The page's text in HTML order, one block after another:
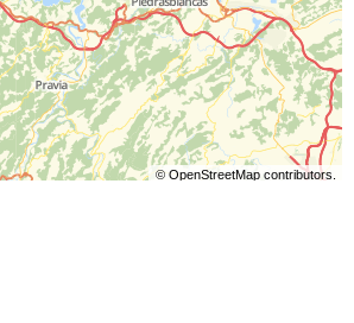
© OpenStreetMapcontributors.